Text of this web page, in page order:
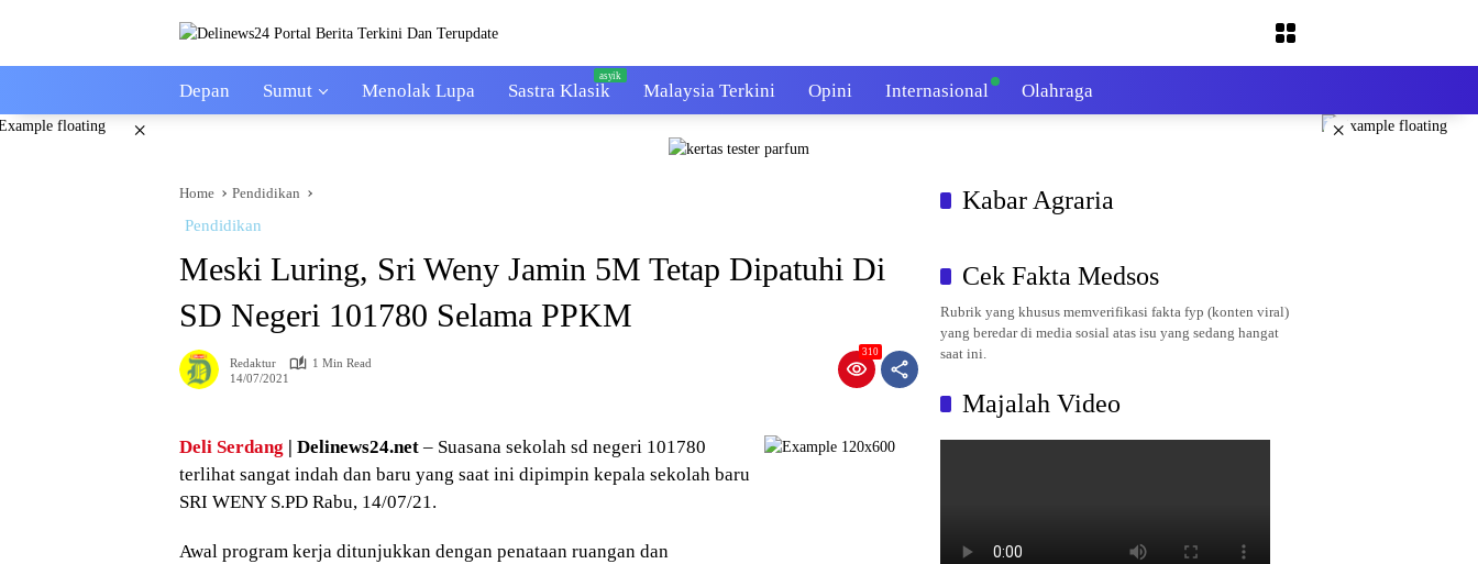
Depan Sumut Menolak Lupa Sastra Klasik Malaysia Terkini Opini Internasional Olahraga
× ×
Home Pendidikan
Pendidikan
Meski Luring, Sri Weny Jamin 5M Tetap Dipatuhi Di
SD Negeri 101780 Selama PPKM
Redaktur
1 Min Read
14/07/2021
310
Deli Serdang | Delinews24.net – Suasana sekolah sd negeri 101780
terlihat sangat indah dan baru yang saat ini dipimpin kepala sekolah baru
SRI WENY S.PD Rabu, 14/07/21.
Awal program kerja ditunjukkan dengan penataan ruangan dan
Kabar Agraria
Cek Fakta Medsos
Rubrik yang khusus memverifikasi fakta fyp (konten viral)
yang beredar di media sosial atas isu yang sedang hangat
saat ini.
Majalah Video